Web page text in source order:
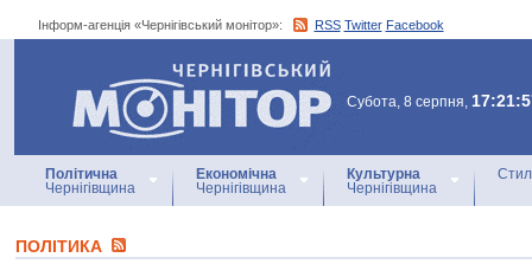
Інформ-агенція «Чернігівський монітор»: RSS Twitter Facebook
Інформ-агенція
«Чернігівський монітор»
Субота, 8 серпня,
Політична
Чернігівщина
Економічна
Чернігівщина
Культурна
Чернігівщина
ПОЛІТИКА